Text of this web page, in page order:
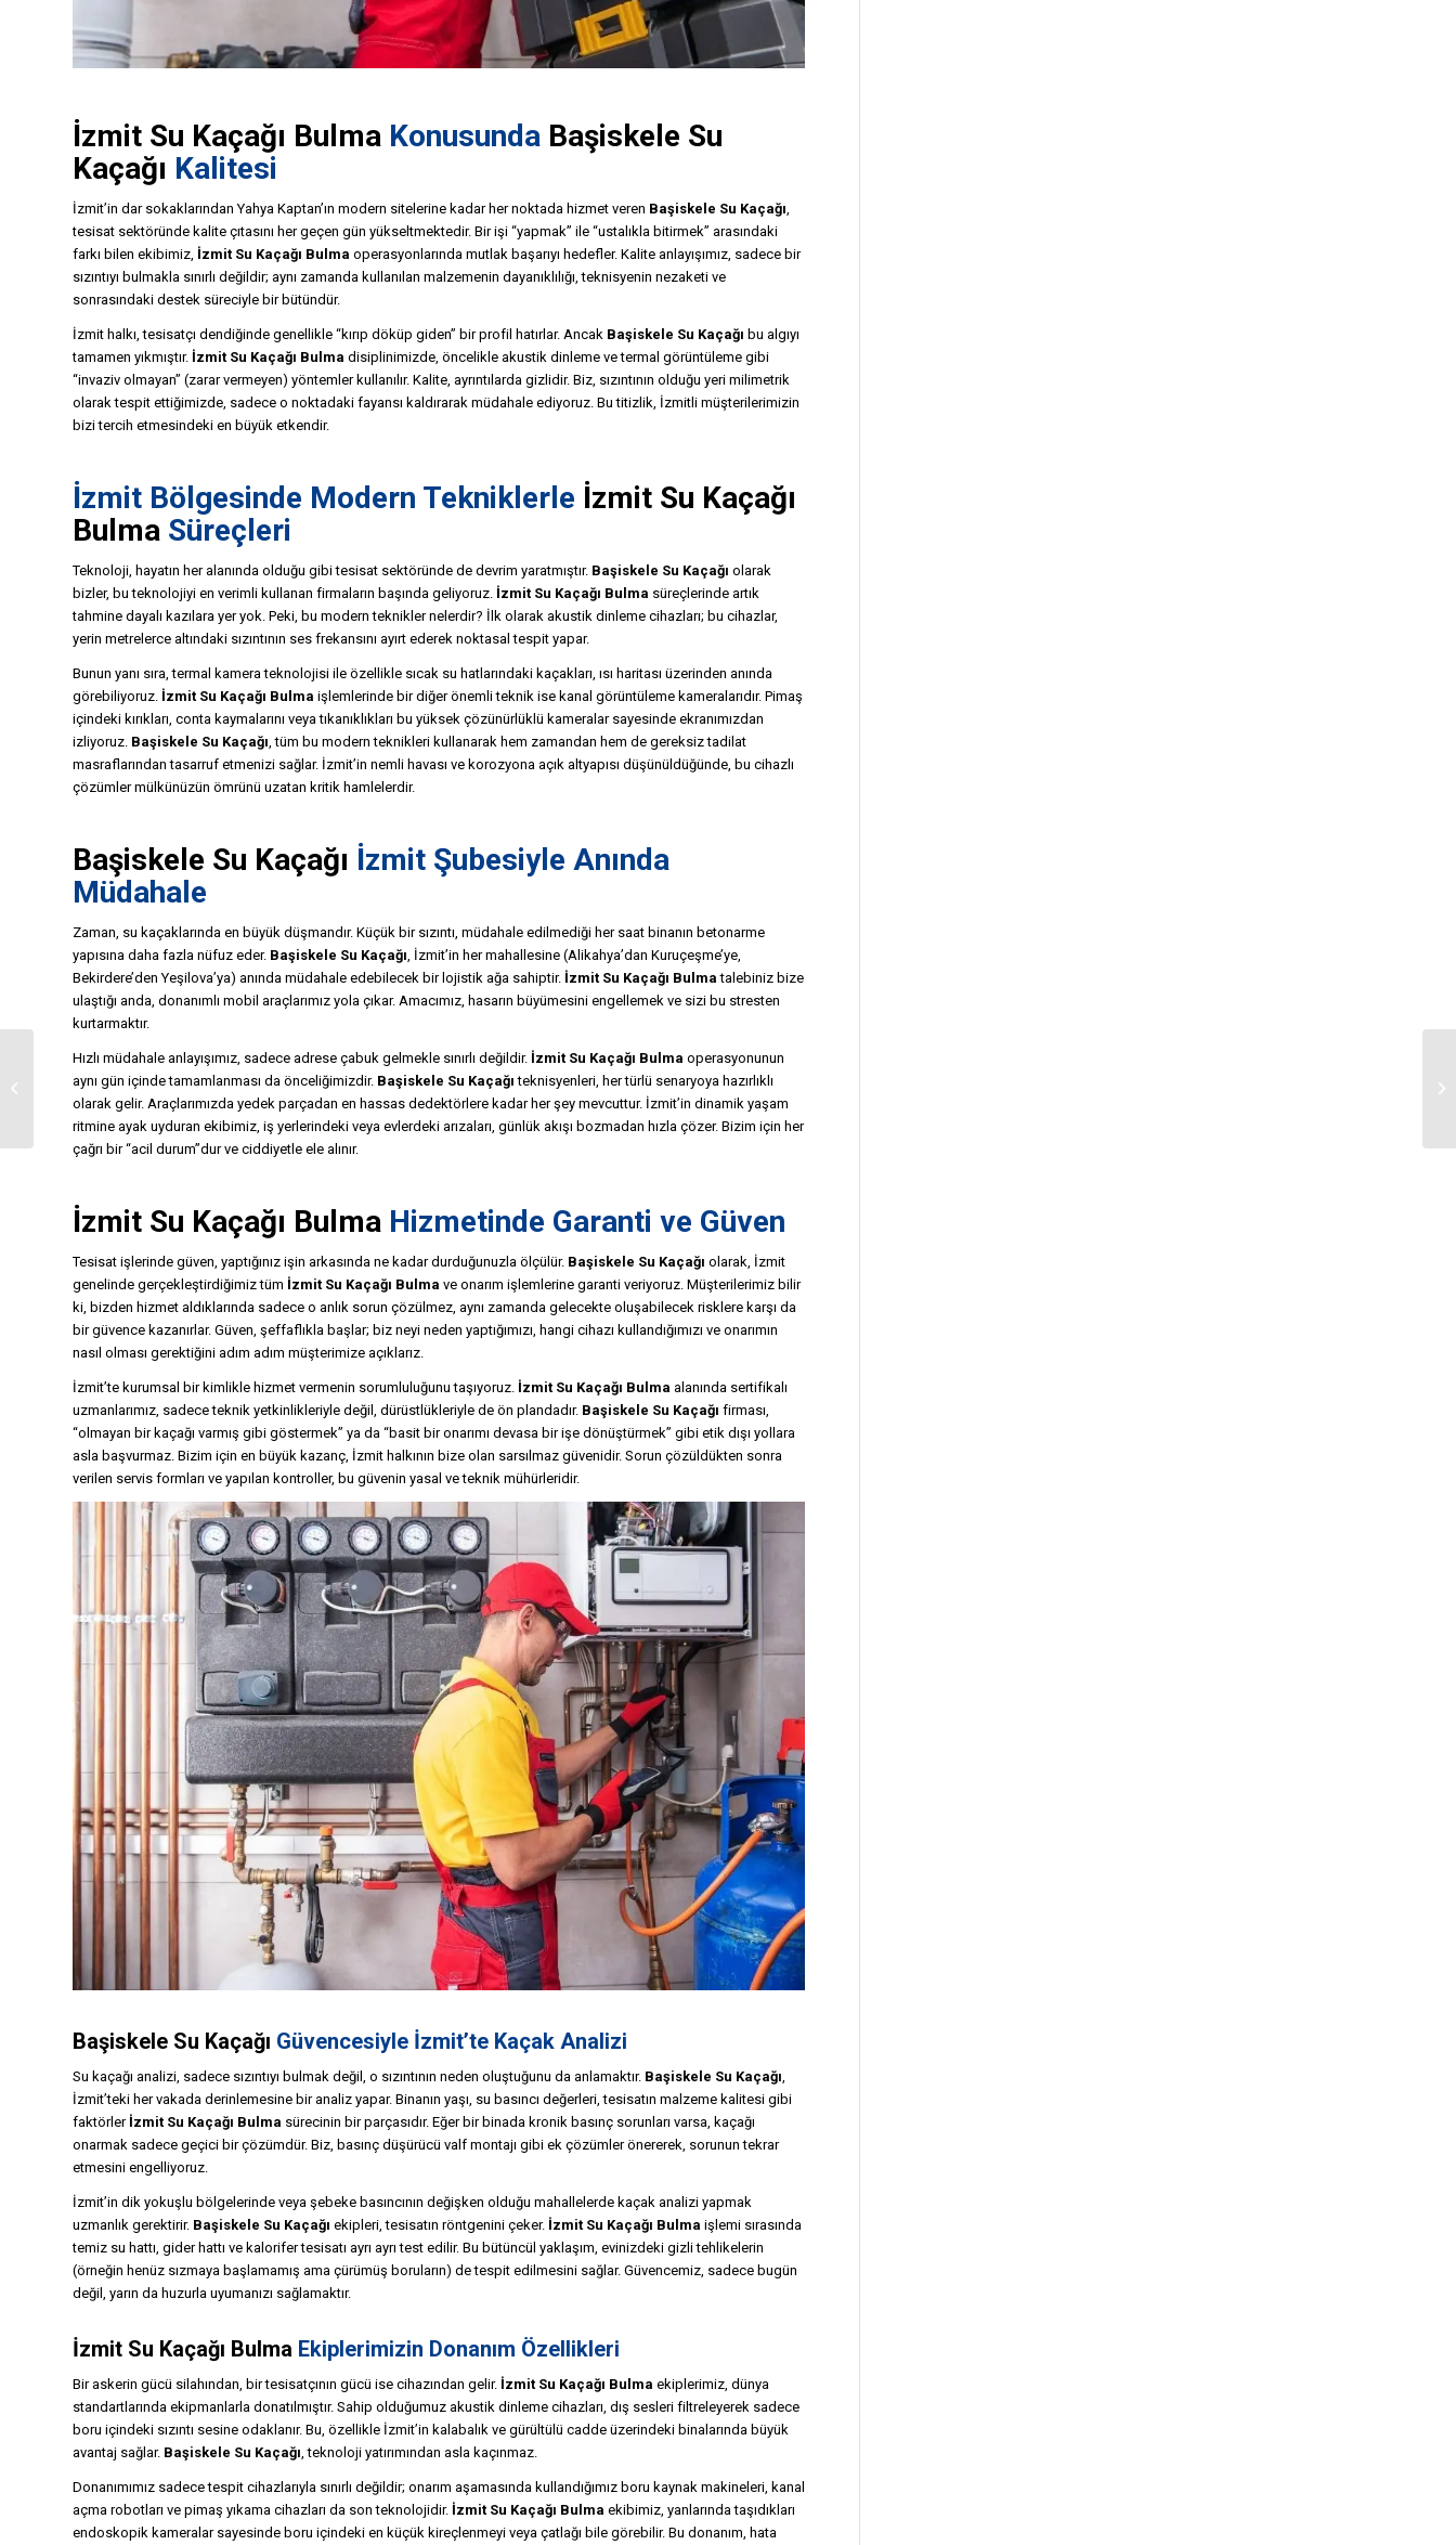
İzmit Su Kaçağı Bulma Konusunda Başiskele Su
Kaçağı Kalitesi
İzmit’in dar sokaklarından Yahya Kaptan’ın modern sitelerine kadar her noktada hizmet veren Başiskele Su Kaçağı
tesisat sektöründe kalite çıtasını her geçen gün yükseltmektedir. Bir işi “yapmak” ile “ustalıkla bitirmek” arasındaki
farkı bilen ekibimiz, İzmit Su Kaçağı Bulma operasyonlarında mutlak başarıyı hedefler. Kalite anlayışımız, sadece bir
sızıntıyı bulmakla sınırlı değildir; aynı zamanda kullanılan malzemenin dayanıklılığı, teknisyenin nezaketi ve
sonrasındaki destek süreciyle bir bütündür.
İzmit halkı, tesisatçı dendiğinde genellikle “kırıp döküp giden” bir profil hatırlar. Ancak Başiskele Su Kaçağı bu algıyı
tamamen yıkmıştır. İzmit Su Kaçağı Bulma disiplinimizde, öncelikle akustik dinleme ve termal görüntüleme gibi
“invaziv olmayan” (zarar vermeyen) yöntemler kullanılır. Kalite, ayrıntılarda gizlidir. Biz, sızıntının olduğu yeri milimetrik
olarak tespit ettiğimizde, sadece o noktadaki fayansı kaldırarak müdahale ediyoruz. Bu titizlik, İzmitli müşterilerimizin
bizi tercih etmesindeki en büyük etkendir.
İzmit Bölgesinde Modern Tekniklerle İzmit Su Kaçağı
Bulma Süreçleri
Teknoloji, hayatın her alanında olduğu gibi tesisat sektöründe de devrim yaratmıştır. Başiskele Su Kaçağı olarak
bizler, bu teknolojiyi en verimli kullanan firmaların başında geliyoruz. İzmit Su Kaçağı Bulma süreçlerinde artık
tahmine dayalı kazılara yer yok. Peki, bu modern teknikler nelerdir? İlk olarak akustik dinleme cihazları; bu cihazlar,
yerin metrelerce altındaki sızıntının ses frekansını ayırt ederek noktasal tespit yapar.
Bunun yanı sıra, termal kamera teknolojisi ile özellikle sıcak su hatlarındaki kaçakları, ısı haritası üzerinden anında
görebiliyoruz. İzmit Su Kaçağı Bulma işlemlerinde bir diğer önemli teknik ise kanal görüntüleme kameralarıdır. Pimaş
içindeki kırıkları, conta kaymalarını veya tıkanıklıkları bu yüksek çözünürlüklü kameralar sayesinde ekranımızdan
izliyoruz. Başiskele Su Kaçağı , tüm bu modern teknikleri kullanarak hem zamandan hem de gereksiz tadilat
masraflarından tasarruf etmenizi sağlar. İzmit’in nemli havası ve korozyona açık altyapısı düşünüldüğünde, bu cihazlı
çözümler mülkünüzün ömrünü uzatan kritik hamlelerdir.
Başiskele Su Kaçağı İzmit Şubesiyle Anında
Müdahale
Zaman, su kaçaklarında en büyük düşmandır. Küçük bir sızıntı, müdahale edilmediği her saat binanın betonarme
yapısına daha fazla nüfuz eder. Başiskele Su Kaçağı, İzmit’in her mahallesine (Alikahya’dan Kuruçeşme’ye,
Bekirdere’den Yeşilova’ya) anında müdahale edebilecek bir lojistik ağa sahiptir. İzmit Su Kaçağı Bulma talebiniz bize
ulaştığı anda, donanımlı mobil araçlarımız yola çıkar. Amacımız, hasarın büyümesini engellemek ve sizi bu stresten
kurtarmaktır.
Hızlı müdahale anlayışımız, sadece adrese çabuk gelmekle sınırlı değildir. İzmit Su Kaçağı Bulma operasyonunun
aynı gün içinde tamamlanması da önceliğimizdir. Başiskele Su Kaçağı teknisyenleri, her türlü senaryoya hazırlıklı
olarak gelir. Araçlarımızda yedek parçadan en hassas dedektörlere kadar her şey mevcuttur. İzmit’in dinamik yaşam
ritmine ayak uyduran ekibimiz, iş yerlerindeki veya evlerdeki arızaları, günlük akışı bozmadan hızla çözer. Bizim için her
çağrı bir “acil durum”dur ve ciddiyetle ele alınır.
İzmit Su Kaçağı Bulma Hizmetinde Garanti ve Güven
Tesisat işlerinde güven, yaptığınız işin arkasında ne kadar durduğunuzla ölçülür. Başiskele Su Kaçağı olarak, İzmit
genelinde gerçekleştirdiğimiz tüm İzmit Su Kaçağı Bulma ve onarım işlemlerine garanti veriyoruz. Müşterilerimiz bilir
ki, bizden hizmet aldıklarında sadece o anlık sorun çözülmez, aynı zamanda gelecekte oluşabilecek risklere karşı da
bir güvence kazanırlar. Güven, şeffaflıkla başlar; biz neyi neden yaptığımızı, hangi cihazı kullandığımızı ve onarımın
nasıl olması gerektiğini adım adım müşterimize açıklarız.
İzmit’te kurumsal bir kimlikle hizmet vermenin sorumluluğunu taşıyoruz. İzmit Su Kaçağı Bulma alanında sertifikalı
uzmanlarımız, sadece teknik yetkinlikleriyle değil, dürüstlükleriyle de ön plandadır. Başiskele Su Kaçağı firması,
“olmayan bir kaçağı varmış gibi göstermek” ya da “basit bir onarımı devasa bir işe dönüştürmek” gibi etik dışı yollara
asla başvurmaz. Bizim için en büyük kazanç, İzmit halkının bize olan sarsılmaz güvenidir. Sorun çözüldükten sonra
verilen servis formları ve yapılan kontroller, bu güvenin yasal ve teknik mühürleridir.
Başiskele Su Kaçağı Güvencesiyle İzmit’te Kaçak Analizi
Su kaçağı analizi, sadece sızıntıyı bulmak değil, o sızıntının neden oluştuğunu da anlamaktır. Başiskele Su Kaçağı
İzmit’teki her vakada derinlemesine bir analiz yapar. Binanın yaşı, su basıncı değerleri, tesisatın malzeme kalitesi gibi
faktörler İzmit Su Kaçağı Bulma sürecinin bir parçasıdır. Eğer bir binada kronik basınç sorunları varsa, kaçağı
onarmak sadece geçici bir çözümdür. Biz, basınç düşürücü valf montajı gibi ek çözümler önererek, sorunun tekrar
etmesini engelliyoruz.
İzmit’in dik yokuşlu bölgelerinde veya şebeke basıncının değişken olduğu mahallelerde kaçak analizi yapmak
uzmanlık gerektirir. Başiskele Su Kaçağı ekipleri, tesisatın röntgenini çeker. İzmit Su Kaçağı Bulma işlemi sırasında
temiz su hattı, gider hattı ve kalorifer tesisatı ayrı ayrı test edilir. Bu bütüncül yaklaşım, evinizdeki gizli tehlikelerin
(örneğin henüz sızmaya başlamamış ama çürümüş boruların) de tespit edilmesini sağlar. Güvencemiz, sadece bugün
değil, yarın da huzurla uyumanızı sağlamaktır.
İzmit Su Kaçağı Bulma Ekiplerimizin Donanım Özellikleri
Bir askerin gücü silahından, bir tesisatçının gücü ise cihazından gelir. İzmit Su Kaçağı Bulma ekiplerimiz, dünya
standartlarında ekipmanlarla donatılmıştır. Sahip olduğumuz akustik dinleme cihazları, dış sesleri filtreleyerek sadece
boru içindeki sızıntı sesine odaklanır. Bu, özellikle İzmit’in kalabalık ve gürültülü cadde üzerindeki binalarında büyük
avantaj sağlar. Başiskele Su Kaçağı , teknoloji yatırımından asla kaçınmaz.
Donanımımız sadece tespit cihazlarıyla sınırlı değildir; onarım aşamasında kullandığımız boru kaynak makineleri, kanal
açma robotları ve pimaş yıkama cihazları da son teknolojidir. İzmit Su Kaçağı Bulma ekibimiz, yanlarında taşıdıkları
endoskopik kameralar sayesinde boru içindeki en küçük kireçlenmeyi veya çatlağı bile görebilir. Bu donanım, hata
Başiskele Su Kaçağı
Bulma